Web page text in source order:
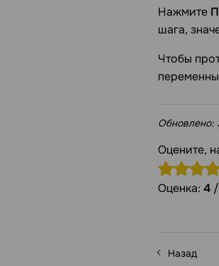
Нажмите
шага,
Чтобы
Обновлено:
Оцените,
Оценка: 4
Назад